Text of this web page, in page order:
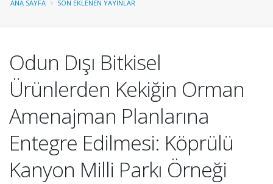
ANA SAYFA SON EKLENEN YAYINLAR
Odun Dışı Bitkisel
Ürünlerden Kekiğin Orman
Amenajman Planlarına
Entegre Edilmesi: Köprülü
Kanyon Milli Parkı Örneği